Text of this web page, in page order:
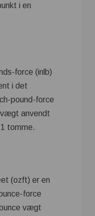
i en
force (inlb)
i det
pound-force
anvendt
tomme.
(ozft) er en
force
vægt